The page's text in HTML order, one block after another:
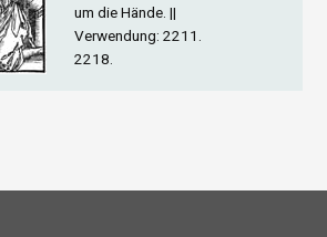
um die Hände. ||
Verwendung: 2211.
2218.